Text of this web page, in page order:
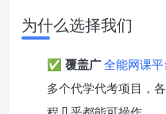
为什么选择我们
✅ 覆盖广 全能网课平
多个代学代考项目，